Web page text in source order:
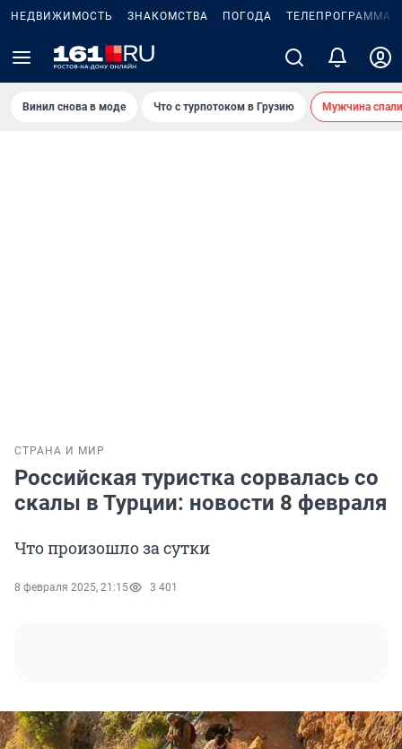
НЕДВИЖИМОСТЬ ЗНАКОМСТВА ПОГОДА ТЕЛЕПРОГРАММА
Винил снова в моде Что с турпотоком в Грузию Мужчина
СТРАНА И МИР
Российская туристка сорвалась со
скалы в Турции: новости 8 февраля
Что произошло за сутки
8 февраля 2025, 21:15 3 401